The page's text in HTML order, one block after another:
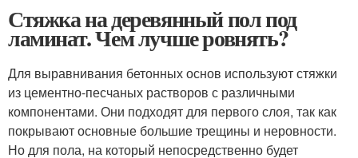
Стяжка на деревянный пол под
ламинат. Чем лучше ровнять?
Для выравнивания бетонных основ используют стяжки
из цементно-песчаных растворов с различными
компонентами. Они подходят для первого слоя, так как
покрывают основные большие трещины и неровности.
Но для пола, на который непосредственно будет